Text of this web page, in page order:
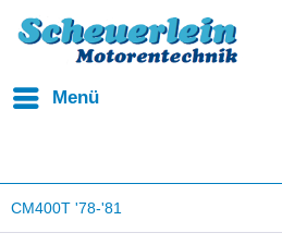
Menü
CM400T '78-'81